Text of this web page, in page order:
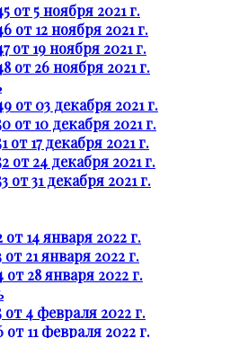
от 5 ноября 2021 г.
от 12 ноября 2021 г.
от 19 ноября 2021 г.
от 26 ноября 2021 г.
от 03 декабря 2021 г.
от 10 декабря 2021 г.
от 17 декабря 2021 г.
от 24 декабря 2021 г.
от 31 декабря 2021 г.
14 января 2022 г.
21 января 2022 г.
28 января 2022 г.
от 4 февраля 2022 г.
11 февраля 2022 г.